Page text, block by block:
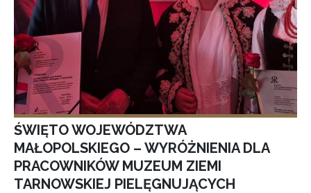
ŚWIĘTO WOJEWÓDZTWA
MAŁOPOLSKIEGO – WYRÓŻNIENIA DLA
PRACOWNIKÓW MUZEUM ZIEMI
TARNOWSKIEJ PIELĘGNUJĄCYCH